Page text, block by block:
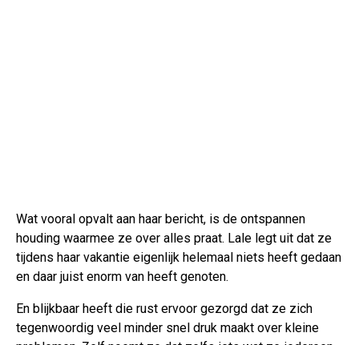
Wat vooral opvalt aan haar bericht, is de ontspannen
houding waarmee ze over alles praat. Lale legt uit dat ze
tijdens haar vakantie eigenlijk helemaal niets heeft gedaan
en daar juist enorm van heeft genoten.
En blijkbaar heeft die rust ervoor gezorgd dat ze zich
tegenwoordig veel minder snel druk maakt over kleine